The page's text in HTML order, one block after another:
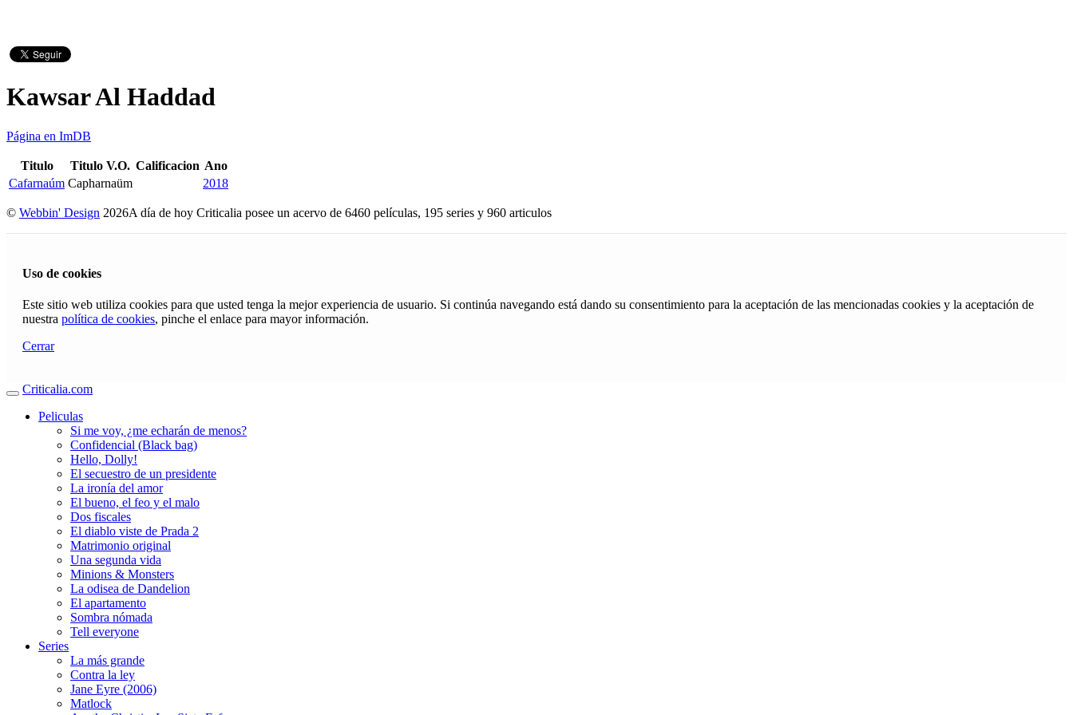
Kawsar Al Haddad
Página en ImDB
Titulo Titulo V.O. Calificacion Ano
Cafarnaúm Capharnaüm 2018
© Webbin' Design 2026A día de hoy Criticalia posee un acervo de 6460 películas, 195 series y 960 articulos
Uso de cookies
Este sitio web utiliza cookies para que usted tenga la mejor experiencia de usuario. Si continúa navegando está dando su consentimiento para la aceptación de las mencionadas cookies y la aceptación de
nuestra política de cookies, pinche el enlace para mayor información.
Cerrar
Criticalia.com
Peliculas
Si me voy, ¿me echarán de menos?
Confidencial (Black bag)
Hello, Dolly!
El secuestro de un presidente
La ironía del amor
El bueno, el feo y el malo
Dos fiscales
El diablo viste de Prada 2
Matrimonio original
Una segunda vida
Minions & Monsters
La odisea de Dandelion
El apartamento
Sombra nómada
Tell everyone
Series
La más grande
Contra la ley
Jane Eyre (2006)
Matlock